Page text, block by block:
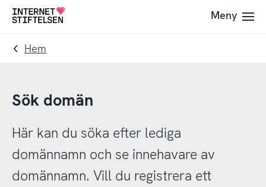
Till
navigering
Till
innehåll
Till
Meny
Hem
Sök domän
Här kan du söka efter lediga
domännamn och se innehavare av
domännamn. Vill du registrera ett